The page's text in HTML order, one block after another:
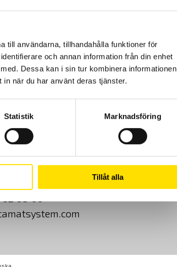
till användarna, tillhandahålla funktioner för
och annan information från din enhet
Dessa kan i sin tur kombinera informationen
när du har använt deras tjänster.
Statistik Marknadsföring
Tillåt alla
Om Oss
68 00